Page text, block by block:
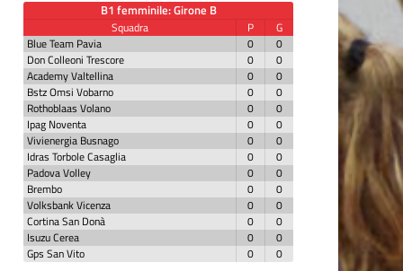
B1 femminile: Girone B
Squadra P
G
Blue Team Pavia
0
0
Don Colleoni Trescore
0
0
Academy Valtellina
0
0
Bstz Omsi Vobarno
0
0
Rothoblaas Volano
0
0
Ipag Noventa
0
0
Vivienergia Busnago
0
0
Idras Torbole Casaglia
0
0
Padova Volley
0
0
Brembo
0
0
Volksbank Vicenza
0
0
Cortina San Donà
0
0
Isuzu Cerea
0
0
Gps San Vito
0 0